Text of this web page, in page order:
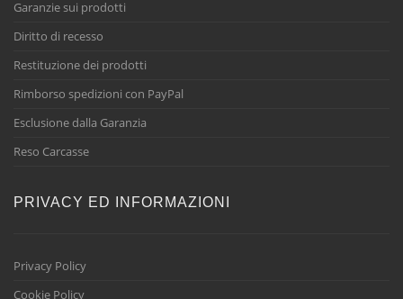
Garanzie sui prodotti
Diritto di recesso
Restituzione dei prodotti
Rimborso spedizioni con PayPal
Esclusione dalla Garanzia
Reso Carcasse
PRIVACY ED INFORMAZIONI
Privacy Policy
Cookie Policy